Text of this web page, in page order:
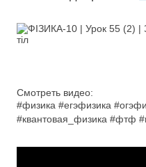
Смотреть видео:
#физика #егэфизика
#квантовая_физика #фтф